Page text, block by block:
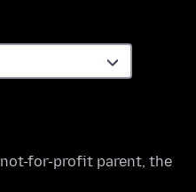
not-for-profit parent, the